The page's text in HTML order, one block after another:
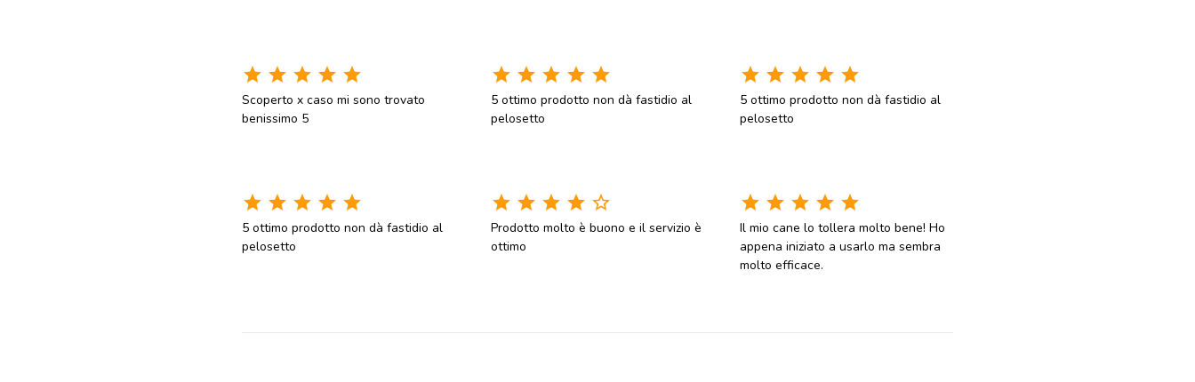
star star star star star
Scoperto x caso mi sono trovato
benissimo 5
star star star star star
5 ottimo prodotto non dà fastidio al
pelosetto
star star star star star
5 ottimo prodotto non dà fastidio al
pelosetto
star star star star star
5 ottimo prodotto non dà fastidio al
pelosetto
star star star star star_border
Prodotto molto è buono e il servizio è
ottimo
star star star star star
Il mio cane lo tollera molto bene! Ho
appena iniziato a usarlo ma sembra
molto efficace.